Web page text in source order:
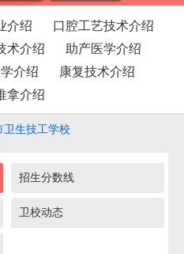
介绍
口腔工艺技术介绍
术介绍
助产医学介绍
介绍
康复技术介绍
拿介绍
卫生技工学校
招生分数线
卫校动态